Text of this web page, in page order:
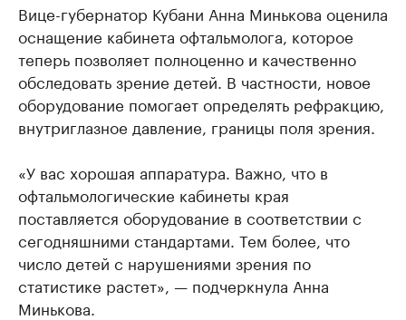
Вице-губернатор Кубани Анна Минькова оценила
оснащение кабинета офтальмолога, которое
теперь позволяет полноценно и качественно
обследовать зрение детей. В частности, новое
оборудование помогает определять рефракцию,
внутриглазное давление, границы поля зрения.
«У вас хорошая аппаратура. Важно, что в
офтальмологические кабинеты края
поставляется оборудование в соответствии с
сегодняшними стандартами. Тем более, что
число детей с нарушениями зрения по
статистике растет», — подчеркнула Анна
Минькова.